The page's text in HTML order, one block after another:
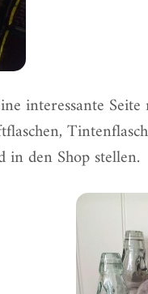
interessante
in denShopstellen.